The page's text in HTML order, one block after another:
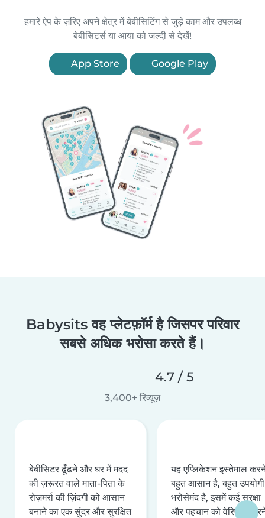
हमारे ऐप के ज़रिए अपने क्षेत्र में बेबीसिटिंग से जुड़े काम और उपलब्ध
बेबीसिटर्स या आया को जल्दी से देखें!
App Store Google Play
Babysits वह प्लेटफ़ॉर्म है जिसपर परिवार
सबसे अधिक भरोसा करते हैं।
4.7 / 5
3,400+ रिव्यूज़
बेबीसिटर ढूँढने और घर में मदद
की ज़रूरत वाले माता-पिता के
रोज़मर्रा की ज़िंदगी को आसान
बनाने का एक सुंदर और सुरक्षित
यह एप्लिकेशन इस्तेमाल
बहुत आसान है, बहुत
भरोसेमंद है, इसमें कई सुरक्षा
और पहचान को वेरिफ़ाई